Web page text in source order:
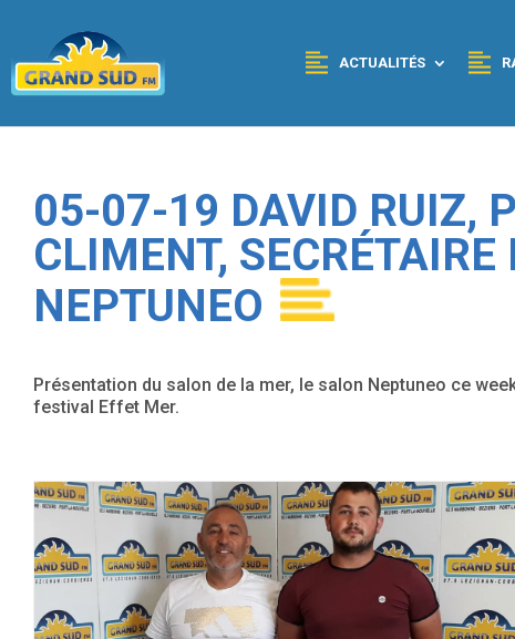
ACTUALITÉS
05-07-19 DAVID RUIZ,
CLIMENT, SECRÉTAIRE
NEPTUNEO
Présentation du salon de la mer, le salon Neptuneo ce
festival Effet Mer.